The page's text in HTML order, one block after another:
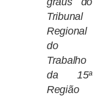
Tribunal
Regional
do
Trabalho
da 15ª
Região